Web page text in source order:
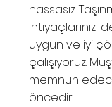
hassasız.
uygun ve iyi
çalışıyoruz.
memnun
öncedir.